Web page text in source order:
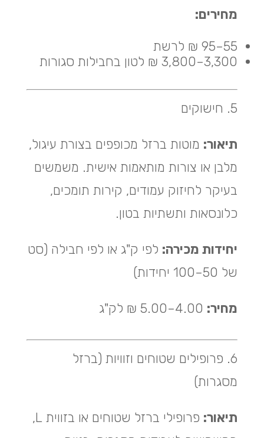
מחירים:
55–95 ₪ לרשת
3,300–3,800 ₪ לטון בחבילות סגורות
5. חישוקים
תיאור: מוטות ברזל מכופפים בצורת עיגול,
מלבן או צורות מותאמות אישית. משמשים
בעיקר לחיזוק עמודים, קירות תומכים,
כלונסאות ותשתיות בטון.
יחידות מכירה: לפי ק"ג או לפי חבילה (סט
של 50–100 יחידות)
מחיר:
6. פרופילים שטוחים וזוויות (ברזל
מסגרות)
תיאור:
פרופילי ברזל שטוחים או בזווית L,